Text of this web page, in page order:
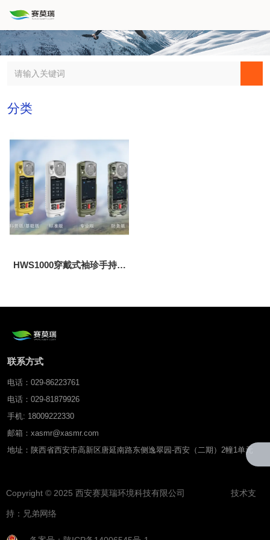
分类
HWS1000穿戴式袖珍手持气
联系方式
电话：029-86223761
电话：029-81879926
手机: 18009222330
邮箱：xasmr@xasmr.com
地址：陕西省西安市高新区唐延南路东侧逸翠园-西安（二期）2幢1单元
Copyright © 2025 西安赛莫瑞环境科技有限公司 技术支
持： 兄弟网络